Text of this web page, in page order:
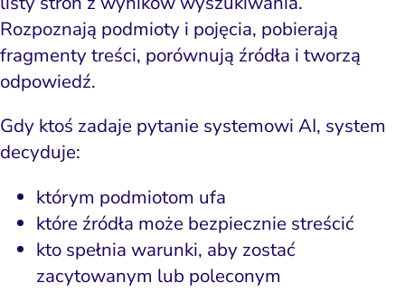
Rozpoznają podmioty i pojęcia, pobierają
fragmenty treści, porównują źródła i tworzą
odpowiedź.
Gdy ktoś zadaje pytanie systemowi AI, system
decyduje:
którym podmiotom ufa
które źródła może bezpiecznie streścić
kto spełnia warunki, aby zostać
zacytowanym lub poleconym